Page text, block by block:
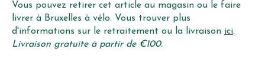
Vous pouvez retirer cet article au magasin ou le faire
livrer à Bruxelles à vélo. Vous trouver plus
d'informations sur le retraitement ou la livraison ici.
Livraison gratuite à partir de €100.